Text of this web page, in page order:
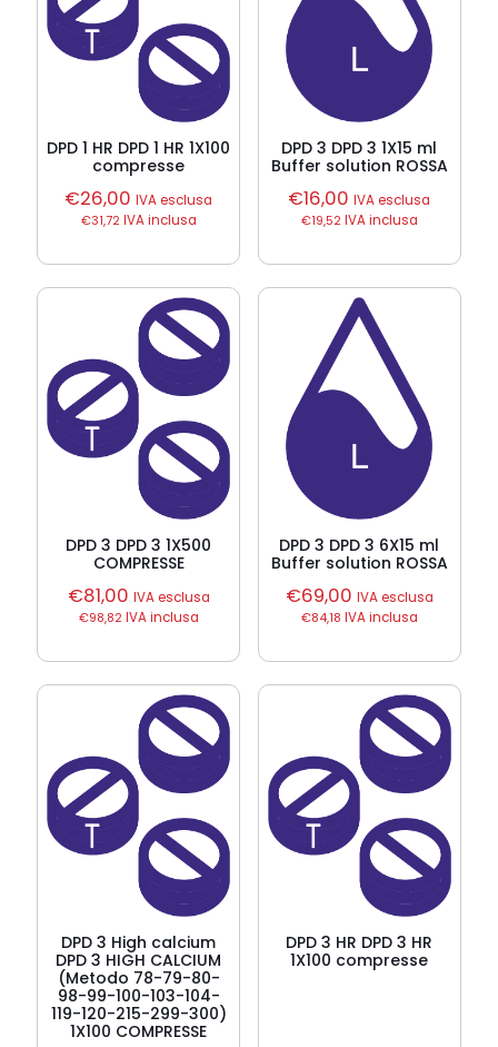
DPD 1 HR DPD 1 HR 1X100
compresse
€26,00 IVA esclusa
€31,72IVA inclusa
DPD 3 DPD 3 1X15 ml
Buffer solution ROSSA
€16,00 IVA esclusa
€19,52IVA inclusa
DPD 3 DPD 3 1X500
COMPRESSE
€81,00 IVA esclusa
€98,82IVA inclusa
DPD 3 DPD 3 6X15 ml
Buffer solution ROSSA
€69,00 IVA esclusa
€84,18 IVA inclusa
DPD 3 High calcium
DPD 3 HIGH CALCIUM
(Metodo 78-79-80-
98-99-100-103-104-
119-120-215-299-300)
1X100 COMPRESSE
DPD 3 HR DPD 3 HR
1X100 compresse